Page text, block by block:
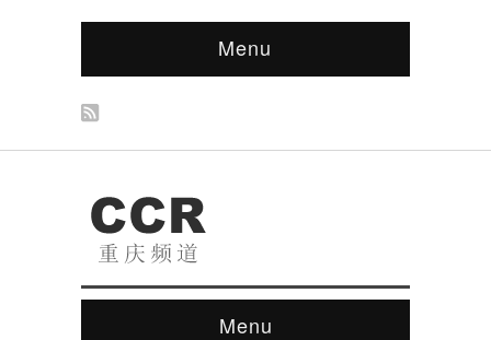
Menu
Menu